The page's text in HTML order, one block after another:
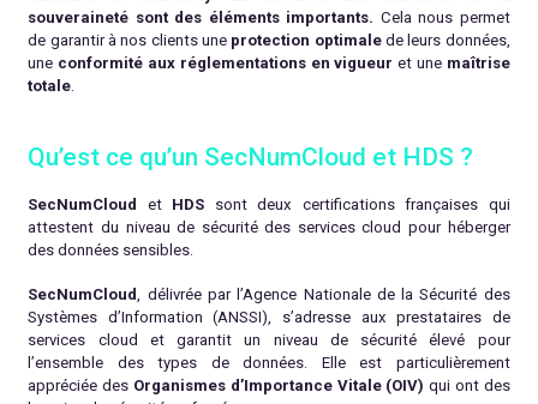
souveraineté sont des éléments importants. Cela nous permet
de garantir à nos clients une protection optimalede leurs données,
une conformité aux réglementations en vigueur et une maîtrise
totale.
Qu’est ce qu’un SecNumCloud et HDS ?
SecNumCloud et HDS sont deux certifications françaises qui
attestent du niveau de sécurité des services cloud pour héberger
des données sensibles.
SecNumCloud
, délivrée par l’Agence Nationale de la Sécurité des
Systèmes d’Information (ANSSI), s’adresse aux prestataires de
services cloud et garantit un niveau de sécurité élevé pour
l’ensemble des types de données. Elle est particulièrement
appréciée des Organismes d’Importance Vitale (OIV) qui ont des